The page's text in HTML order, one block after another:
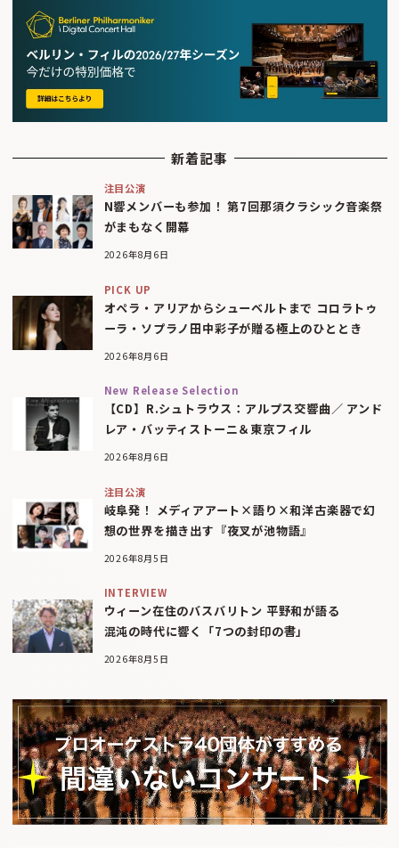
新着記事
注目公演
N響メンバーも参加！ 第7回那須クラシック音楽祭
がまもなく開幕
2026年8月6日
PICK UP
オペラ・アリアからシューベルトまで コロラトゥ
ーラ・ソプラノ田中彩子が贈る極上のひととき
2026年8月6日
New Release Selection
【CD】R.シュトラウス：アルプス交響曲／ アンド
レア・バッティストーニ＆東京フィル
2026年8月6日
注目公演
岐阜発！ メディアアート×語り×和洋古楽器で幻
想の世界を描き出す『夜叉が池物語』
2026年8月5日
INTERVIEW
ウィーン在住のバスバリトン 平野和が語る
混沌の時代に響く「7つの封印の書」
2026年8月5日